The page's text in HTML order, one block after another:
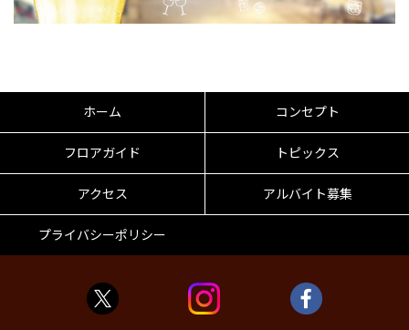
ホーム コンセプト
フロアガイド トピックス
アクセス アルバイト募集
プライバシーポリシー